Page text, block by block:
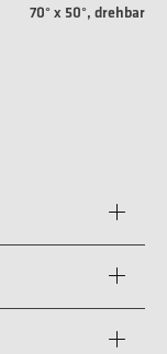
70° x 50°, drehbar